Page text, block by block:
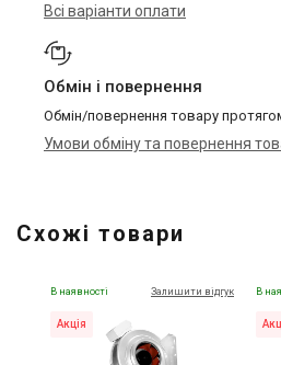
Всі варіанти оплати
Обмін і повернення
Обмін/повернення товару
Умови обміну та повернення
Схожі товари
В наявності Залишити відгук
Акція
В